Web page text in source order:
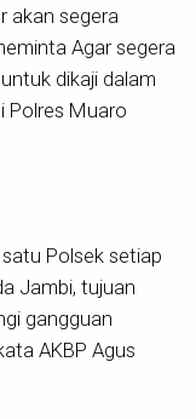
akan segera
Agar segera
dikaji dalam
Polres Muaro
Polsek setiap
Jambi, tujuan
gangguan
AKBP Agus